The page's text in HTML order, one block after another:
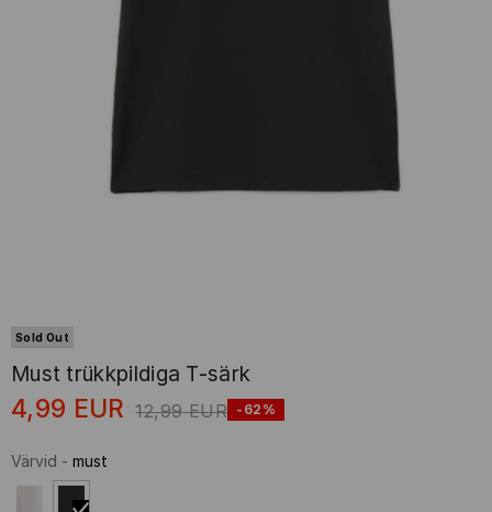
Sold Out
Must trükkpildiga T-särk
4,99 EUR 12,99 EUR -62%
Värvid - must